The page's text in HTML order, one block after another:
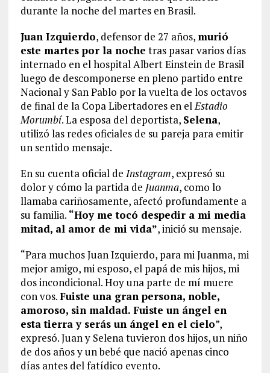
durante la noche del martes en Brasil.
Juan Izquierdo, defensor de 27 años, murió
este martes por la noche tras pasar varios días
internado en el hospital Albert Einstein de Brasil
luego de descomponerse en pleno partido entre
Nacional y San Pablo por la vuelta de los octavos
de final de la Copa Libertadores en elEstadio
Morumbí. La esposa del deportista, Selena,
utilizó las redes oficiales de su pareja para emitir
un sentido mensaje.
En su cuenta oficial de Instagram, expresó su
dolor y cómo la partida de Juanma, como lo
llamaba cariñosamente, afectó profundamente a
su familia. “Hoy me tocó despedir a mi media
mitad, al amor de mi vida”, inició su mensaje.
“Para muchos Juan Izquierdo, para mi Juanma, mi
mejor amigo, mi esposo, el papá de mis hijos, mi
dos incondicional. Hoy una parte de mí muere
con vos.Fuiste una gran persona, noble,
amoroso, sin maldad. Fuiste un ángel en
esta tierra y serás un ángel en el cielo”,
expresó. Juan y Selena tuvieron dos hijos, un niño
de dos años y un bebé que nació apenas cinco
días antes del fatídico evento.